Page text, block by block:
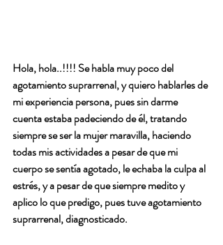
Hola, hola..!!!! Se habla muy poco del
agotamiento suprarrenal, y quiero hablarles de
mi experiencia persona, pues sin darme
cuenta estaba padeciendo de él, tratando
siempre se ser la mujer maravilla, haciendo
todas mis actividades a pesar de que mi
cuerpo se sentía agotado, le echaba la culpa al
estrés, y a pesar de que siempre medito y
aplico lo que predigo, pues tuve agotamiento
suprarrenal, diagnosticado.